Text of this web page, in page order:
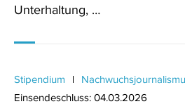
Unterhaltung, …
Stipendium
Einsendeschluss: 04.03.2026